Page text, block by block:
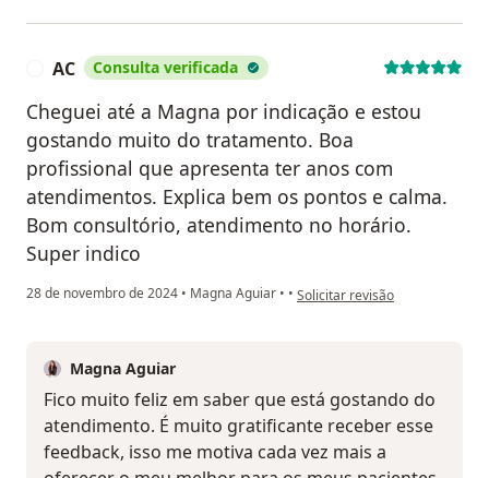
AC Consulta verificada
Cheguei até a Magna por indicação e estou
gostando muito do tratamento. Boa
profissional que apresenta ter anos com
atendimentos. Explica bem os pontos e calma.
Bom consultório, atendimento no horário.
Super indico
28 de novembro de 2024 • Magna Aguiar • • na opinião do utilizador AC
Solicitar revisão
Magna Aguiar
Fico muito feliz em saber que está gostando do
atendimento. É muito gratificante receber esse
feedback, isso me motiva cada vez mais a